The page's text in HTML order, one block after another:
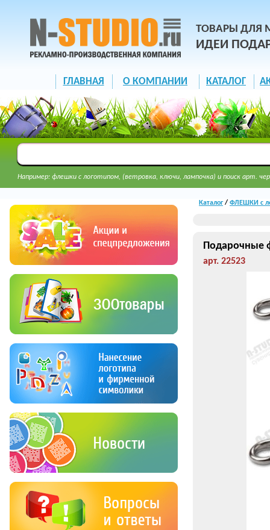
ТОВАРЫ ДЛЯ
ИДЕИ
ГЛАВНАЯ О КОМПАНИИ КАТАЛОГ
Например: флешки с логотипом, (ветровка, ключи, лампочка) и поиск арт.
Каталог/ ФЛЕШКИ с
Подарочные
арт. 22523